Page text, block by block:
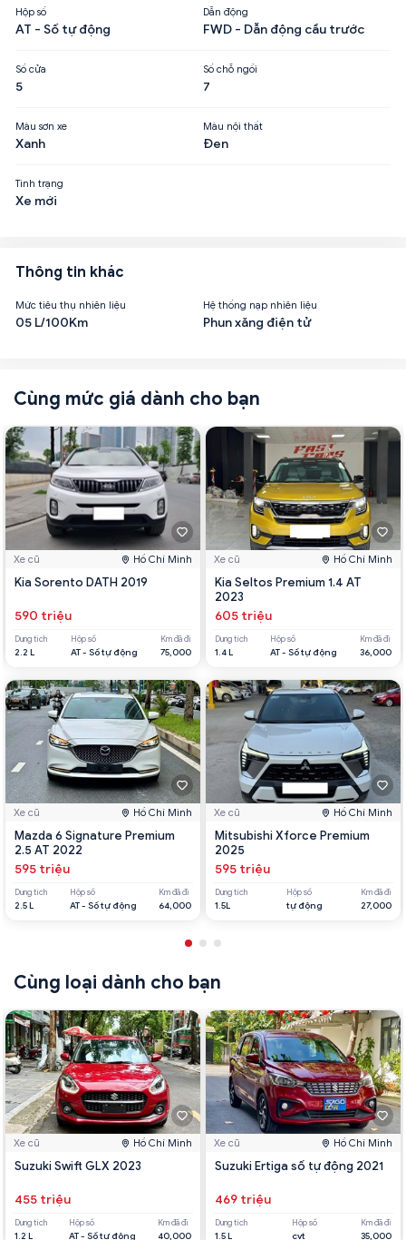
Hộp số
AT - Số tự động
Dẫn động
FWD - Dẫn động cầu trước
Số cửa
5
Số chỗ ngồi
7
Màu sơn xe
Xanh
Màu nội thất
Đen
Tình trạng
Xe mới
Thông tin khác
Mức tiêu thụ nhiên liệu
05 L/100Km
Hệ thống nạp nhiên liệu
Phun xăng điện tử
Cùng mức giá dành cho bạn
Xe cũ Hồ Chí Minh
Kia Sorento DATH 2019
590 triệu
Dung tích
2.2 L
Hộp số
AT - Số tự động
Km đã đi
75,000
Xe cũ Hồ Chí Minh
Mazda 6 Signature Premium
2.5 AT 2022
595 triệu
Dung tích
2.5 L
Hộp số
AT - Số tự động
Km đã đi
64,000
Xe cũ Hồ Chí Minh
Kia Seltos Premium 1.4 AT
2023
605 triệu
Dung tích
1.4 L
Hộp số
AT - Số tự động
Km đã đi
36,000
Xe cũ Hồ Chí Minh
Mitsubishi Xforce Premium
2025
595 triệu
Dung tích
1.5L
Hộp số
tự động
Km đã đi
27,000
Cùng loại dành cho bạn
Xe cũ Hồ Chí Minh
Suzuki Swift GLX 2023
455 triệu
Dung tích
1.2 L
Hộp số
AT - Số tự động
Km đã đi
40,000
Xe cũ Hồ Chí Minh
Suzuki Ertiga số tự động 2021
469 triệu
Dung tích
1.5 L
Hộp số
cvt
Km đã đi
35,000